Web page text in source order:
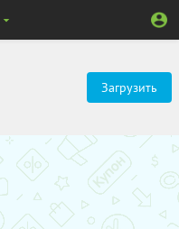
Загрузить